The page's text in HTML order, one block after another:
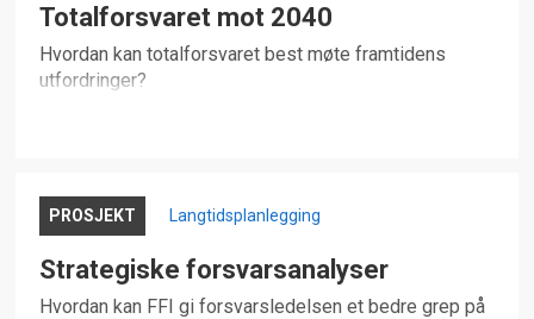
Totalforsvaret mot 2040
Hvordan kan totalforsvaret best møte framtidens
utfordringer?
PROSJEKT Langtidsplanlegging
Strategiske forsvarsanalyser
Hvordan kan FFI gi forsvarsledelsen et bedre grep på